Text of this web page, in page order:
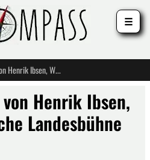
"Hedda Gabler" von Henrik Ibsen, Württembergische Landesbühne Esslingen
Henrik Ibsen,
Landesbühne
☰